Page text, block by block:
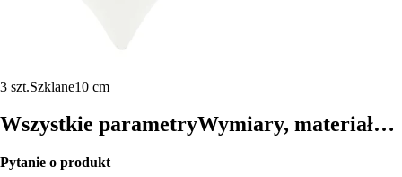
3 szt.Szklane10 cm
Wszystkie parametryWymiary, materiał…
Pytanie o produkt